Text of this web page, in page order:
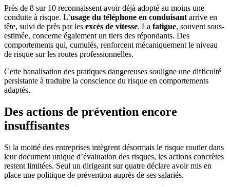
Près de 8 sur 10 reconnaissent avoir déjà adopté au moins une
conduite à risque. L’usage du téléphone en conduisant arrive en
tête, suivi de près par les excès de vitesse. La fatigue, souvent sous-
estimée, concerne également un tiers des répondants. Des
comportements qui, cumulés, renforcent mécaniquement le niveau
de risque sur les routes professionnelles.
Cette banalisation des pratiques dangereuses souligne une difficulté
persistante à traduire la conscience du risque en comportements
adaptés.
Des actions de prévention encore
insuffisantes
Si la moitié des entreprises intègrent désormais le risque routier dans
leur document unique d’évaluation des risques, les actions concrètes
restent limitées. Seul un dirigeant sur quatre déclare avoir mis en
place une politique de prévention auprès de ses salariés.